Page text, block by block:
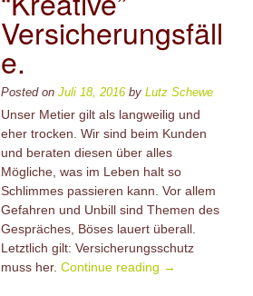
Versicherungsfäll
e.
Posted on Juli 18, 2016by Lutz Schewe
Unser Metier gilt als langweilig und
eher trocken. Wir sind beim Kunden
und beraten diesen über alles
Mögliche, was im Leben halt so
Schlimmes passieren kann. Vor allem
Gefahren und Unbill sind Themen des
Gespräches, Böses lauert überall.
Letztlich gilt: Versicherungsschutz
muss her. Continue reading “Chefsache
→